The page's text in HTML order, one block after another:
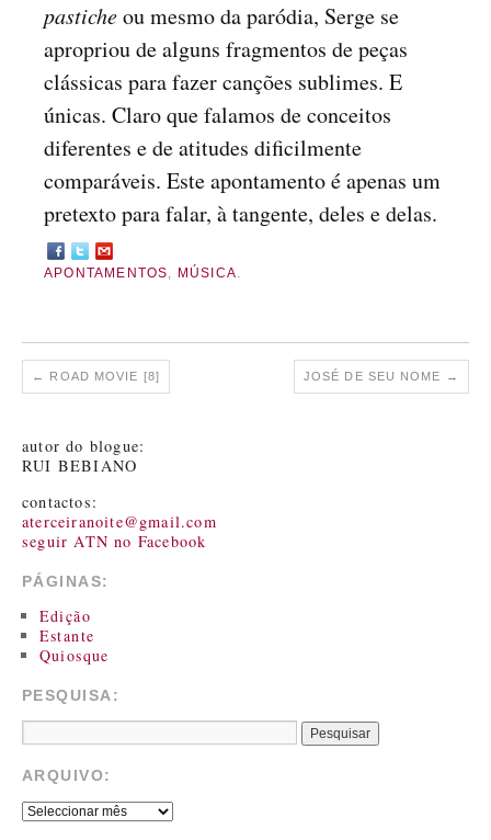
pasticheou mesmo da paródia, Serge se
apropriou de alguns fragmentos de peças
clássicas para fazer canções sublimes. E
únicas. Claro que falamos de conceitos
diferentes e de atitudes dificilmente
comparáveis. Este apontamento é apenas um
pretexto para falar, à tangente, deles e delas.
APONTAMENTOS, MÚSICA.
← ROAD MOVIE [8] JOSÉ DE SEU NOME →
autor do blogue:
RUI BEBIANO
contactos:
aterceiranoite@gmail.com
seguir ATN no Facebook
PÁGINAS:
Edição
Estante
Quiosque
PESQUISA:
ARQUIVO: